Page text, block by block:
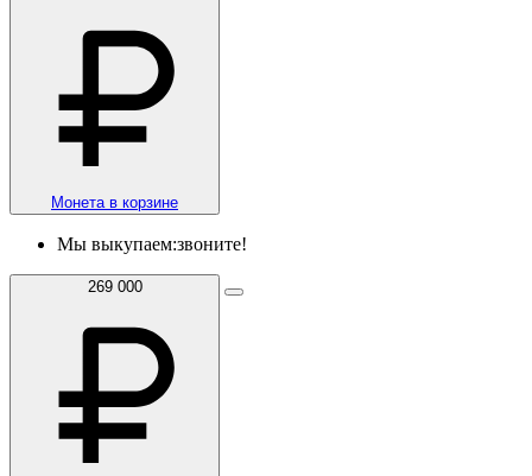
Монета в корзине
Мы выкупаем:звоните!
269 000